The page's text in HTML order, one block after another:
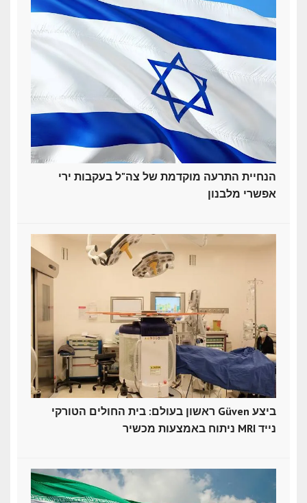
הנחיית התרעה מוקדמת של צה"ל בעקבות ירי
אפשרי מלבנון
ראשון בעולם: בית החולים הטורקי Güven ביצע
ניתוח באמצעות מכשיר MRI נייד